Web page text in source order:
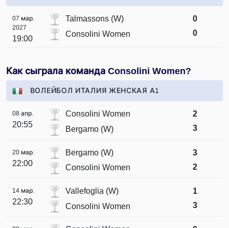
07 мар.
2027
19:00
Talmassons (W)
Consolini Women
0
0
Как сыграла команда Consolini Women?
ВОЛЕЙБОЛ ИТАЛИЯ ЖЕНСКАЯ А1
08 апр.
20:55
Consolini Women
Bergamo (W)
2
3
20 мар.
22:00
Bergamo (W)
Consolini Women
3
2
14 мар.
22:30
Vallefoglia (W)
Consolini Women
1
3